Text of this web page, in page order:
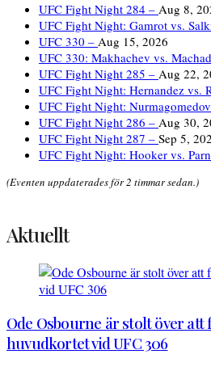
UFC Fight Night 284 – Aug 8,
UFC Fight Night: Gamrot vs.
UFC 330 – Aug 15, 2026
UFC 330: Makhachev vs.
UFC Fight Night 285 – Aug 22,
UFC Fight Night: Hernandez vs.
UFC Fight Night:
UFC Fight Night 286 – Aug 30,
UFC Fight Night 287 – Sep 5,
UFC Fight Night: Hooker vs.
(Eventen uppdaterades för 2 timmar sedan.)
Aktuellt
Ode Osbourne är stolt över att
huvudkortet vid UFC 306